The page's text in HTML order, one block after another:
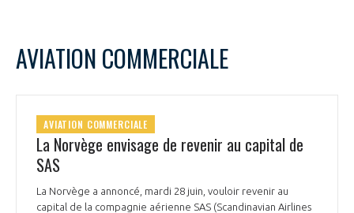
AVIATION COMMERCIALE
AVIATION COMMERCIALE
La Norvège envisage de revenir au capital de
SAS
La Norvège a annoncé, mardi 28 juin, vouloir revenir au
capital de la compagnie aérienne SAS (Scandinavian Airlines